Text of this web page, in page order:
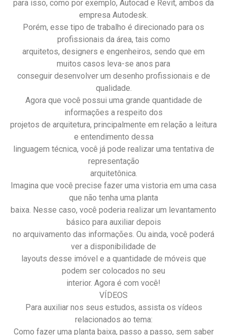
para isso, como por exemplo, Autocad e Revit, ambos da
empresa Autodesk.
Porém, esse tipo de trabalho é direcionado para os
profissionais da área, tais como
arquitetos, designers e engenheiros, sendo que em
muitos casos leva-se anos para
conseguir desenvolver um desenho profissionais e de
qualidade.
Agora que você possui uma grande quantidade de
informações a respeito dos
projetos de arquitetura, principalmente em relação a leitura
e entendimento dessa
linguagem técnica, você já pode realizar uma tentativa de
representação
arquitetônica.
Imagina que você precise fazer uma vistoria em uma casa
que não tenha uma planta
baixa. Nesse caso, você poderia realizar um levantamento
básico para auxiliar depois
no arquivamento das informações. Ou ainda, você poderá
ver a disponibilidade de
layouts desse imóvel e a quantidade de móveis que
podem ser colocados no seu
interior. Agora é com você!
VÍDEOS
Para auxiliar nos seus estudos, assista os vídeos
relacionados ao tema:
Como fazer uma planta baixa, passo a passo, sem saber